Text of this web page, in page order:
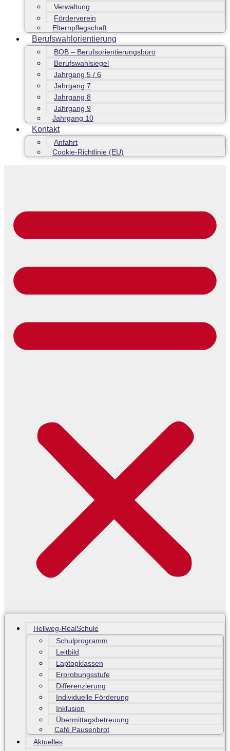
Verwaltung
Förderverein
Elternpflegschaft
Berufswahlorientierung
BOB – Berufsorientierungsbüro
Berufswahlsiegel
Jahrgang 5 / 6
Jahrgang 7
Jahrgang 8
Jahrgang 9
Jahrgang 10
Kontakt
Anfahrt
Cookie-Richtlinie (EU)
Hellweg-RealSchule
Schulprogramm
Leitbild
Laptopklassen
Erprobungsstufe
Differenzierung
Individuelle Förderung
Inklusion
Übermittagsbetreuung
Café Pausenbrot
Aktuelles